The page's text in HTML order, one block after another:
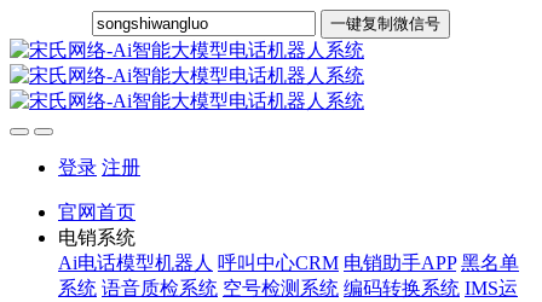
一键复制微信号
登录 注册
官网首页
电销系统
Ai电话模型机器人 呼叫中心CRM 电销助手APP 黑名单
系统 语音质检系统 空号检测系统 编码转换系统 IMS运